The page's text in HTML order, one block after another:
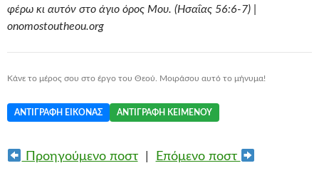
φέρω κι αυτόν στο άγιο όρος Μου. (Ησαΐας 56:6-7) |
onomostoutheou.org
Κάνε το μέρος σου στο έργο του Θεού. Μοιράσου αυτό το μήνυμα!
ΑΝΤΙΓΡΑΦΉ ΕΙΚΌΝΑΣ ΑΝΤΙΓΡΑΦΉ ΚΕΙΜΈΝΟΥ
Προηγούμενο ποστ| Επόμενο ποστ